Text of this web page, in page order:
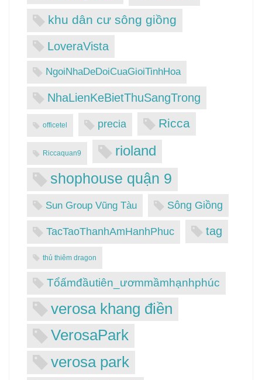
khu dân cư sông giồng
LoveraVista
NgoiNhaDeDoiCuaGioiTinhHoa
NhaLienKeBietThuSangTrong
officetel precia Ricca
Riccaquan9
rioland
shophouse quận 9
Sun Group Vũng Tàu Sông Giồng
TacTaoThanhAmHanhPhuc tag
thủ thiêm dragon
Tổấmđầutiên_ươmmầmhạnhphúc
verosa khang điền
VerosaPark
verosa park